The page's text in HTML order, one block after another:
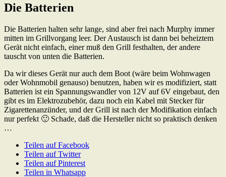
Die Batterien
Die Batterien halten sehr lange, sind aber frei nach Murphy immer
mitten im Grillvorgang leer. Der Austausch ist dann bei beheiztem
Gerät nicht einfach, einer muß den Grill festhalten, der andere
tauscht von unten die Batterien.
Da wir dieses Gerät nur auch dem Boot (wäre beim Wohnwagen
oder Wohnmobil genauso) benutzen, haben wir es modifiziert, statt
Batterien ist ein Spannungswandler von 12V auf 6V eingebaut, den
gibt es im Elektrozubehör, dazu noch ein Kabel mit Stecker für
Zigarettenanzünder, und der Grill ist nach der Modifikation einfach
nur perfekt 🙂 Schade, daß die Hersteller nicht so praktisch denken
…
Teilen auf Facebook
Teilen auf Twitter
Teilen auf Pinterest
Teilen in Whatsapp